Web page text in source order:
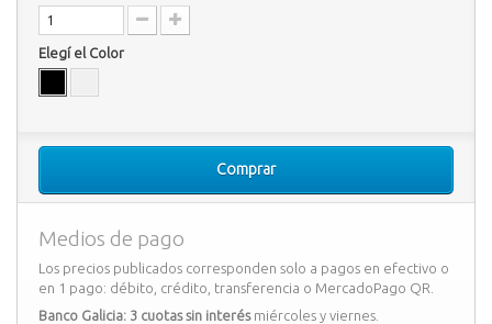
Elegí el Color
Comprar
Medios de pago
Los precios publicados corresponden solo a pagos en efectivo o
en 1 pago: débito, crédito, transferencia o MercadoPago QR.
Banco Galicia: 3 cuotas sin interésmiércoles y viernes.